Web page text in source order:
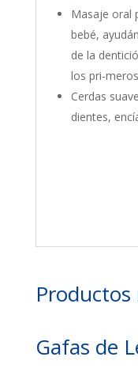
Masaje oral
bebé,
de la
los pri-
Cerdas
dientes,
Productos
Gafas de